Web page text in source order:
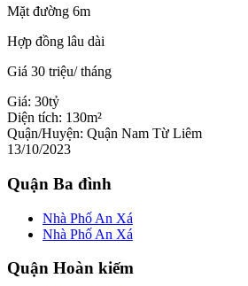
Mặt đường 6m
Hợp đồng lâu dài
Giá 30 triệu/ tháng
Giá: 30tỷ
Diện tích: 130m²
Quận/Huyện: Quận Nam Từ Liêm
13/10/2023
Quận Ba đình
Nhà Phố An Xá
Nhà Phố An Xá
Quận Hoàn kiếm